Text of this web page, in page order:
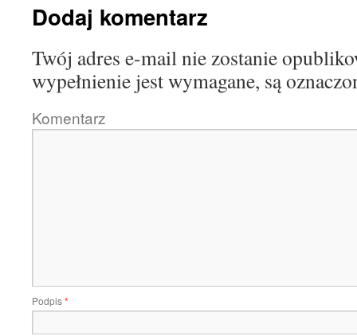
Dodaj komentarz
Twój adres e-mail nie zostanie
wypełnienie jest wymagane, są
Komentarz
Podpis*